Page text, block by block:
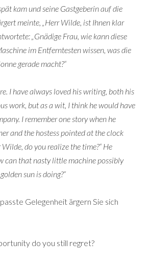
kam und seine Gastgeberin auf die
meinte, „Herr Wilde, ist Ihnen klar
„Gnädige Frau, wie kann diese
im Entferntesten wissen, was die
gerade macht?“
I have always loved his writing, both his
work, but as a wit, I think he would have
I remember one story when he
and the hostess pointed at the clock
do you realize the time?“ He
can that nasty little machine possibly
sun is doing?“
Gelegenheit ärgern Sie sich
do you still regret?